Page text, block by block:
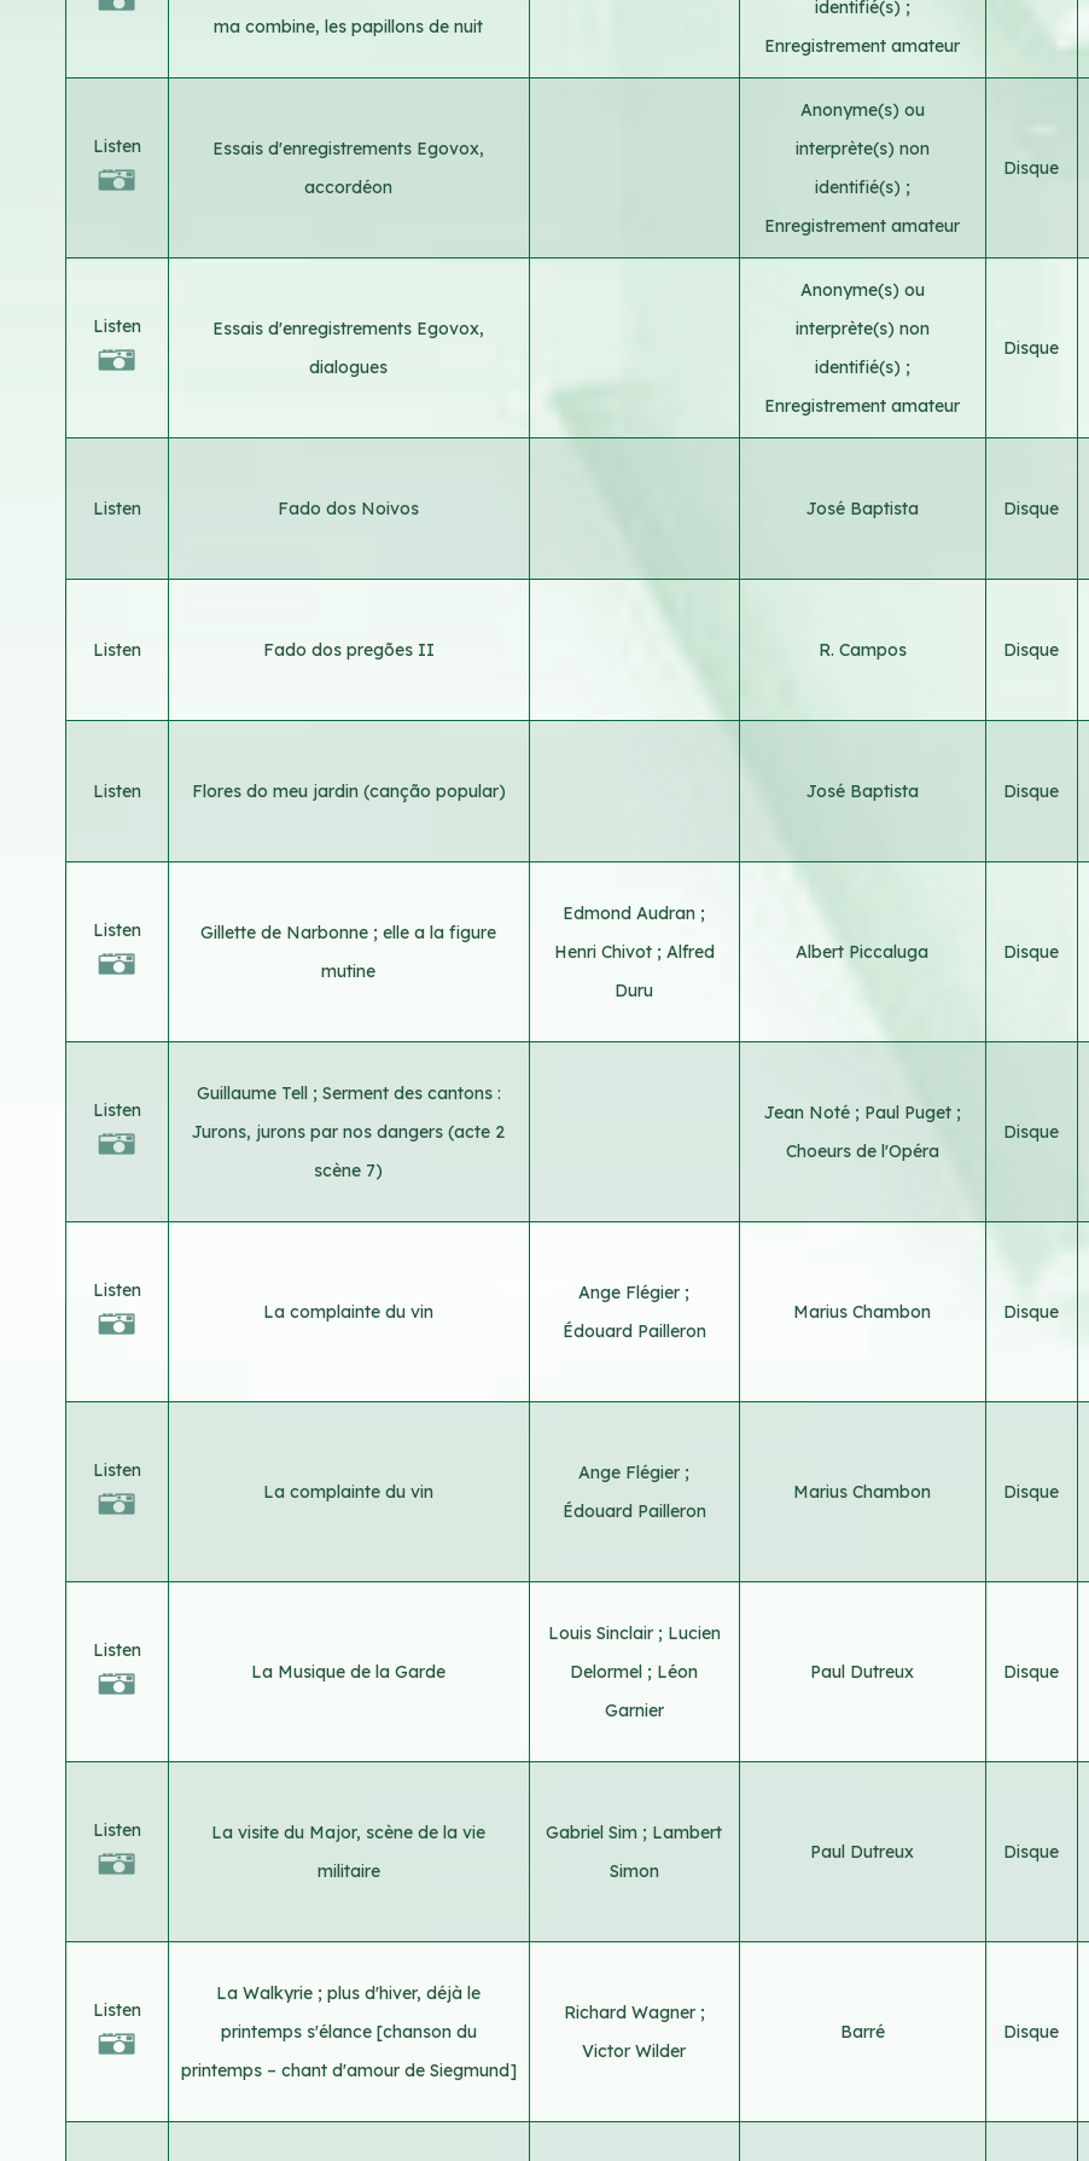
ma combine, les papillons de nuit
identifié(s) ;
Enregistrement amateur
Listen
Essais d'enregistrements Egovox,
accordéon
Anonyme(s) ou
interprète(s) non
identifié(s) ;
Enregistrement amateur
Disque
Listen
Essais d'enregistrements Egovox,
dialogues
Anonyme(s) ou
interprète(s) non
identifié(s) ;
Enregistrement amateur
Disque
Listen Fado dos Noivos José Baptista Disque
Listen Fado dos pregões II R. Campos Disque
Listen Flores do meu jardin (canção popular) José Baptista Disque
Listen
Gillette de Narbonne ; elle a la figure
mutine
Edmond Audran ;
Henri Chivot ; Alfred
Duru
Albert Piccaluga Disque
Listen
Guillaume Tell ; Serment des cantons :
Jurons, jurons par nos dangers (acte 2
scène 7)
Jean Noté ; Paul Puget ;
Choeurs de l'Opéra
Disque
Listen
La complainte du vin
Ange Flégier ;
Édouard Pailleron
Marius Chambon Disque
Listen
La complainte du vin
Ange Flégier ;
Édouard Pailleron
Marius Chambon Disque
Listen
La Musique de la Garde
Louis Sinclair ; Lucien
Delormel ; Léon
Garnier
Paul Dutreux Disque
Listen
La visite du Major, scène de la vie
militaire
Gabriel Sim ; Lambert
Simon
Paul Dutreux Disque
Listen
La Walkyrie ; plus d'hiver, déjà le
printemps s'élance [chanson du
printemps – chant d'amour de Siegmund]
Richard Wagner ;
Victor Wilder
Barré Disque